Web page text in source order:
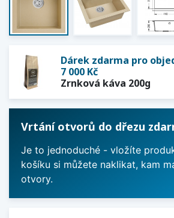
Dárek zdarma pro
7 000 Kč
Zrnková káva 200g
Vrtání otvorů do dřezu
Je to jednoduché - vložíte
košíku si můžete naklikat, kam
otvory.